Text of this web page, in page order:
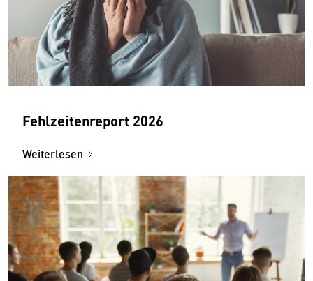
Fehlzeitenreport 2026
Weiterlesen